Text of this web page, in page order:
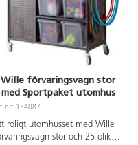
ställning av lackerat stål.
kan också köpas
separat. PVC-fri.
Wille förvaringsvagn stor
med Sportpaket utomhus
134087
roligt utomhusset med Wille
stor och 25 olika